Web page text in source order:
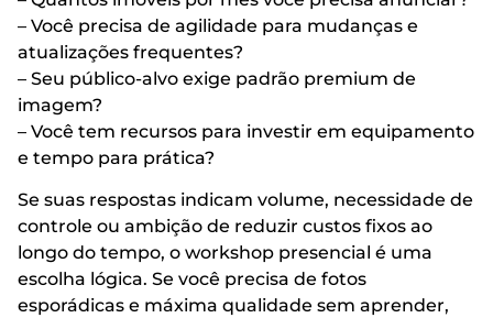
– Você precisa de agilidade para mudanças e
atualizações frequentes?
– Seu público-alvo exige padrão premium de
imagem?
– Você tem recursos para investir em equipamento
e tempo para prática?
Se suas respostas indicam volume, necessidade de
controle ou ambição de reduzir custos fixos ao
longo do tempo, o workshop presencial é uma
escolha lógica. Se você precisa de fotos
esporádicas e máxima qualidade sem aprender,